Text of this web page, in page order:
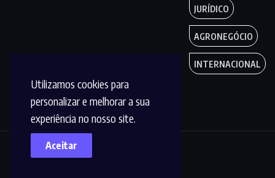
Utilizamos cookies para
personalizar e melhorar a sua
experiência no nosso site.
Aceitar
JURÍDICO
AGRONEGÓCIO
INTERNACIONAL